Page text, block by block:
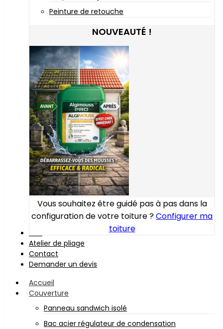
Peinture de retouche
NOUVEAUTÉ !
Vous souhaitez être guidé pas à pas dans la
configuration de votre toiture ?Configurer ma
toiture
Atelier de pliage
Contact
Demander un devis
Accueil
Couverture
Panneau sandwich isolé
Bac acier régulateur de condensation